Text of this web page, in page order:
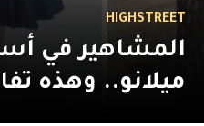
HIGHSTREET
المشاهير في
ميلانو.. وهذه